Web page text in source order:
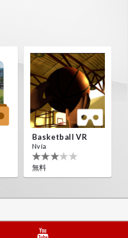
Basketball VR
Nvía
無料